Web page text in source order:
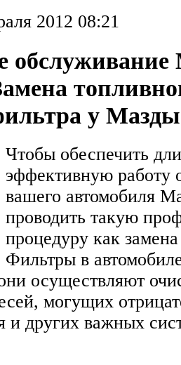
2012 08:21
обслуживание
у
Чтобы обеспечить
эффективную работу
вашего автомобиля
проводить такую
процедуру как
Фильтры в
осуществляют
могущих
и других важных